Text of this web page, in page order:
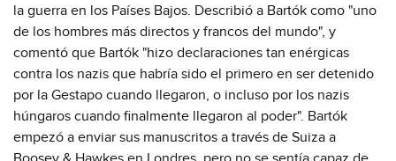
la guerra en los Países Bajos. Describió a Bartók como "uno
de los hombres más directos y francos del mundo", y
comentó que Bartók "hizo declaraciones tan enérgicas
contra los nazis que habría sido el primero en ser detenido
por la Gestapo cuando llegaron, o incluso por los nazis
húngaros cuando finalmente llegaron al poder". Bartók
empezó a enviar sus manuscritos a través de Suiza a